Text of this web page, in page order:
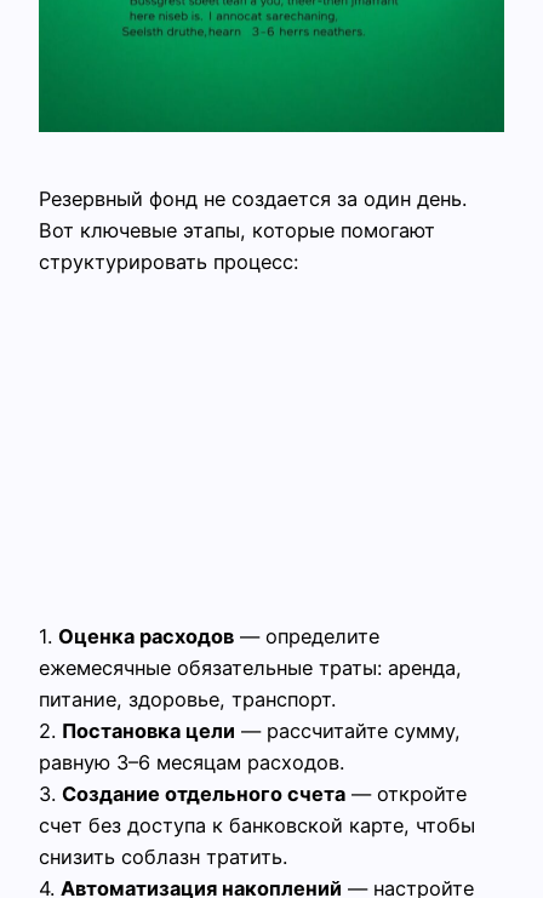
Резервный фонд не создается за один день.
Вот ключевые этапы, которые помогают
структурировать процесс:
1. Оценка расходов — определите
ежемесячные обязательные траты: аренда,
питание, здоровье, транспорт.
2. Постановка цели — рассчитайте сумму,
равную 3–6 месяцам расходов.
3. Создание отдельного счета — откройте
счет без доступа к банковской карте, чтобы
снизить соблазн тратить.
4. Автоматизация накоплений — настройте